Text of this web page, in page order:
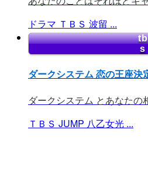
ドラマ ＴＢＳ 波留 ...
tb
s
ダークシステム 恋の王座決
ダークシステム とあなたの
ＴＢＳ JUMP 八乙女光 ...